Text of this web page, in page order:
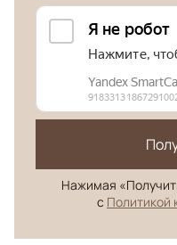
Нажимая
с Политикой